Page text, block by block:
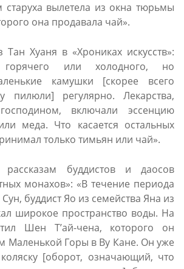
вылетела из окна тюрьмы
она продавала чай».
Тан Хуаня в «Хрониках искусств»:
или холодного, но
камушки [скорее всего
пилюли] регулярно. Лекарства,
включали эссенцию
меда. Что касается остальных
только тимьян или чай».
буддистов и даосов
монахов»: «В течение периода
буддист Яо из семейства Яна из
широкое пространство воды. На
Шен T’aй-ченa, которого он
Маленькой Горы в Ву Канe. Он уже
[оборот, означающий, что